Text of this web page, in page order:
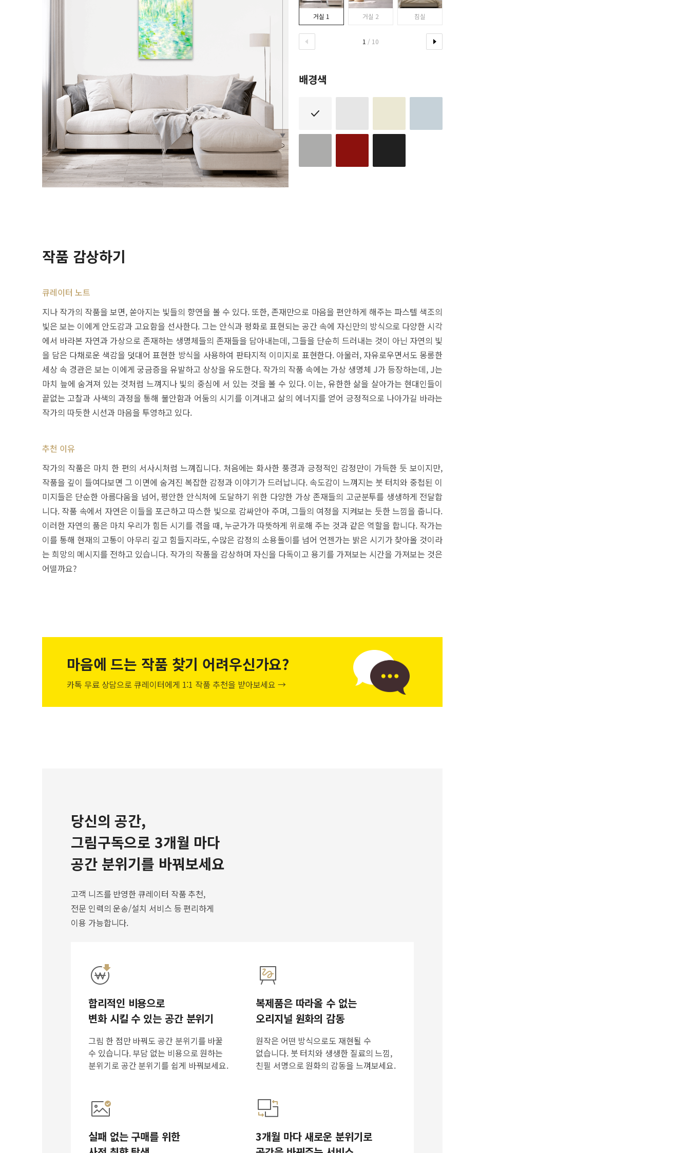
거실 1 거실 2 침실
1 / 10
배경색
작품 감상하기
큐레이터 노트
지나 작가의 작품을 보면, 쏟아지는 빛들의 향연을 볼 수 있다. 또한, 존재만으로 마음을 편안하게 해주는 파스텔 색조의
빛은 보는 이에게 안도감과 고요함을 선사한다. 그는 안식과 평화로 표현되는 공간 속에 자신만의 방식으로 다양한 시각
에서 바라본 자연과 가상으로 존재하는 생명체들의 존재들을 담아내는데, 그들을 단순히 드러내는 것이 아닌 자연의 빛
을 담은 다채로운 색감을 덧대어 표현한 방식을 사용하여 판타지적 이미지로 표현한다. 아울러, 자유로우면서도 몽롱한
세상 속 경관은 보는 이에게 궁금증을 유발하고 상상을 유도한다. 작가의 작품 속에는 가상 생명체 J가 등장하는데, J는
마치 늪에 숨겨져 있는 것처럼 느껴지나 빛의 중심에 서 있는 것을 볼 수 있다. 이는, 유한한 삶을 살아가는 현대인들이
끝없는 고찰과 사색의 과정을 통해 불안함과 어둠의 시기를 이겨내고 삶의 에너지를 얻어 긍정적으로 나아가길 바라는
작가의 따듯한 시선과 마음을 투영하고 있다.
추천 이유
작가의 작품은 마치 한 편의 서사시처럼 느껴집니다. 처음에는 화사한 풍경과 긍정적인 감정만이 가득한 듯 보이지만,
작품을 깊이 들여다보면 그 이면에 숨겨진 복잡한 감정과 이야기가 드러납니다. 속도감이 느껴지는 붓 터치와 중첩된 이
미지들은 단순한 아름다움을 넘어, 평안한 안식처에 도달하기 위한 다양한 가상 존재들의 고군분투를 생생하게 전달합
니다. 작품 속에서 자연은 이들을 포근하고 따스한 빛으로 감싸안아 주며, 그들의 여정을 지켜보는 듯한 느낌을 줍니다.
이러한 자연의 품은 마치 우리가 힘든 시기를 겪을 때, 누군가가 따뜻하게 위로해 주는 것과 같은 역할을 합니다. 작가는
이를 통해 현재의 고통이 아무리 깊고 힘들지라도, 수많은 감정의 소용돌이를 넘어 언젠가는 밝은 시기가 찾아올 것이라
는 희망의 메시지를 전하고 있습니다. 작가의 작품을 감상하며 자신을 다독이고 용기를 가져보는 시간을 가져보는 것은
어떨까요?
마음에 드는 작품 찾기 어려우신가요?
카톡 무료 상담으로 큐레이터에게 1:1 작품 추천을 받아보세요 →
당신의 공간,
그림구독으로 3개월 마다
공간 분위기를 바꿔보세요
고객 니즈를 반영한 큐레이터 작품 추천,
전문 인력의 운송/설치 서비스 등 편리하게
이용 가능합니다.
합리적인 비용으로
변화 시킬 수 있는 공간 분위기
그림 한 점만 바꿔도 공간 분위기를 바꿀
수 있습니다. 부담 없는 비용으로 원하는
분위기로 공간 분위기를 쉽게 바꿔보세요.
복제품은 따라올 수 없는
오리지널 원화의 감동
원작은 어떤 방식으로도 재현될 수
없습니다. 붓 터치와 생생한 질료의 느낌,
친필 서명으로 원화의 감동을 느껴보세요.
실패 없는 구매를 위한
3개월 마다 새로운 분위기로